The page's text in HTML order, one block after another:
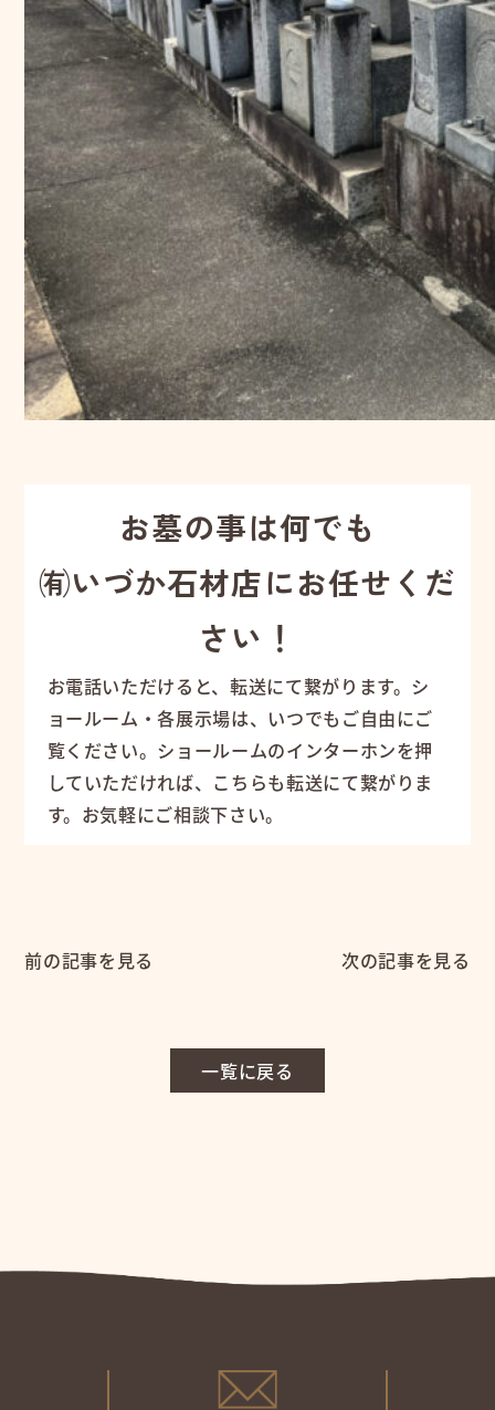
お墓の事は何でも
㈲いづか石材店にお任せくだ
さい！
お電話いただけると、転送にて繋がります。シ
ョールーム・各展示場は、いつでもご自由にご
覧ください。ショールームのインターホンを押
していただければ、こちらも転送にて繋がりま
す。お気軽にご相談下さい。
前の記事を見る
一覧に戻る
次の記事を見る